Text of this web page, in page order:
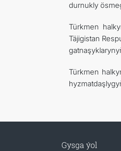
durnukly
Türkmen
Täjigistan
Türkmen
Gysga ýol